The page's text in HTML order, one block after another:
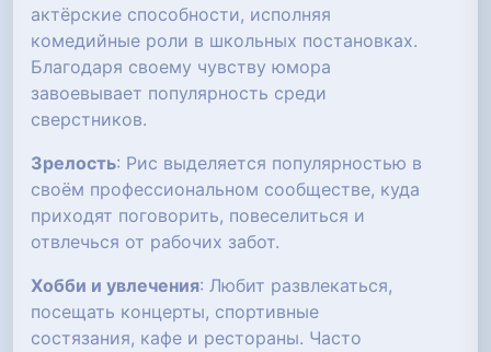
актёрские способности, исполняя
комедийные роли в школьных постановках.
Благодаря своему чувству юмора
завоевывает популярность среди
сверстников.
Зрелость: Рис выделяется популярностью в
своём профессиональном сообществе, куда
приходят поговорить, повеселиться и
отвлечься от рабочих забот.
Хобби и увлечения: Любит развлекаться,
посещать концерты, спортивные
состязания, кафе и рестораны. Часто